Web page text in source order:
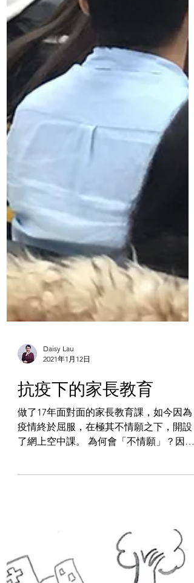
Daisy Lau
2021年1月12日
抗疫下的家長教育
做了17年面對面的家長教育課，如今因為
了網上空中課。 為何會「不情願」？因為
才能做到「高效」？首先要知道什麽才是
家長教育的高效，那就...